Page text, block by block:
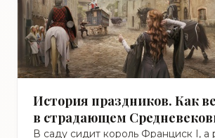
История праздников. Как
в страдающем
В саду сидит король Франциск I, а